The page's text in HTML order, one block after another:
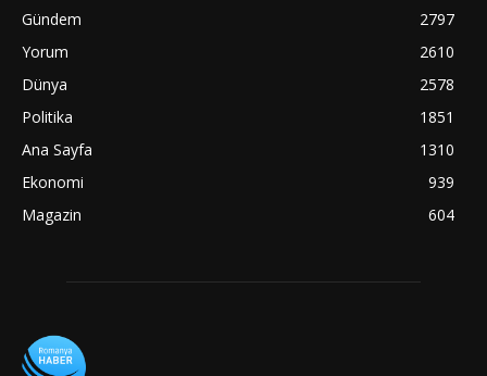
Gündem
2797
Yorum
2610
Dünya
2578
Politika
1851
Ana Sayfa
1310
Ekonomi
939
Magazin
604